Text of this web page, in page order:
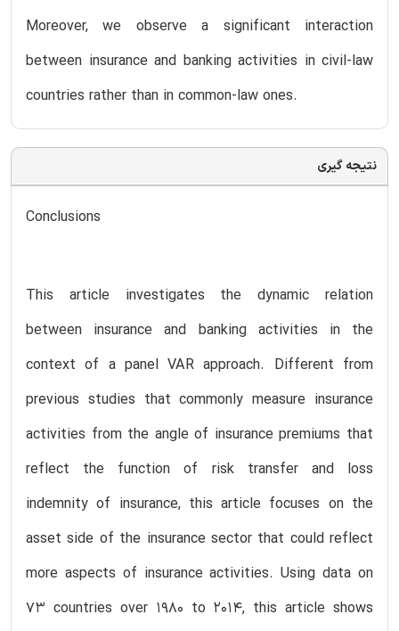
Moreover, we observe a significant interaction
between insurance and banking activities in civil-law
countries rather than in common-law ones.
نتیجه گیری
Conclusions
This article investigates the dynamic relation
between insurance and banking activities in the
context of a panel VAR approach. Different from
previous studies that commonly measure insurance
activities from the angle of insurance premiums that
reflect the function of risk transfer and loss
indemnity of insurance, this article focuses on the
asset side of the insurance sector that could reflect
more aspects of insurance activities. Using data on
73 countries over 1980 to 2014, this article shows